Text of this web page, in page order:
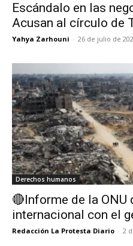
Escándalo en las
Acusan al círculo de
Yahya Zarhouni - 26 de julio de
Derechos humanos
🔴Informe de la
internacional con el
Redacción La Protesta Diario - 2